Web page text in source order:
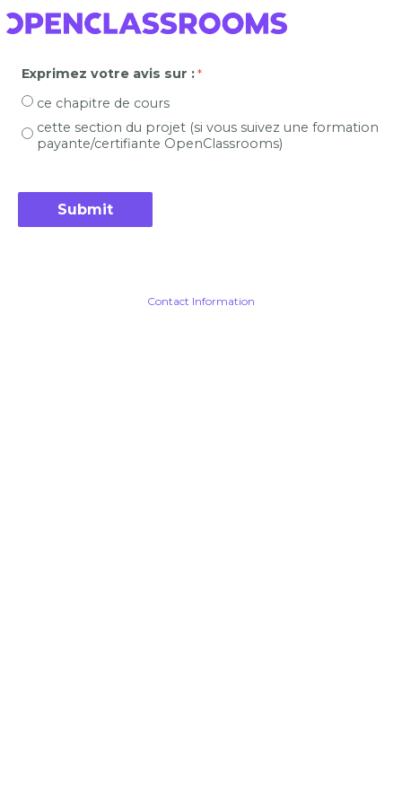
Exprimez votre avis sur :
ce chapitre de cours
cette section du projet (si vous suivez une formation
payante/certifiante OpenClassrooms)
Contact Information